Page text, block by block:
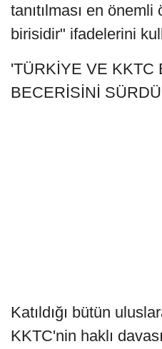
tanıtılması en
birisidir" ifadelerini
'TÜRKİYE VE KKTC
BECERİSİNİ
Katıldığı bütün
KKTC'nin haklı